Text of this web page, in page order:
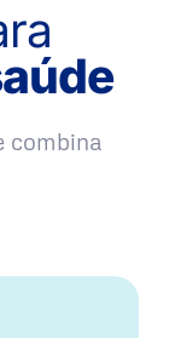
combina